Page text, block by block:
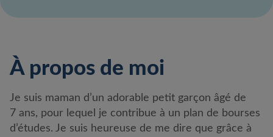
À propos de moi
Je suis maman d’un adorable petit garçon âgé de
7 ans, pour lequel je contribue à un plan de bourses
d’études. Je suis heureuse de me dire que grâce à